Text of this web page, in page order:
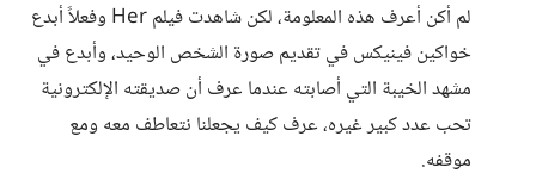
لم أكن أعرف هذه المعلومة، لكن شاهدت فيلم Her وفعلاً أبدع
خواكين فينيكس في تقديم صورة الشخص الوحيد، وأبدع في
مشهد الخيبة التي أصابته عندما عرف أن صديقته الإلكترونية
تحب عدد كبير غيره، عرف كيف يجعلنا نتعاطف معه ومع
موقفه.